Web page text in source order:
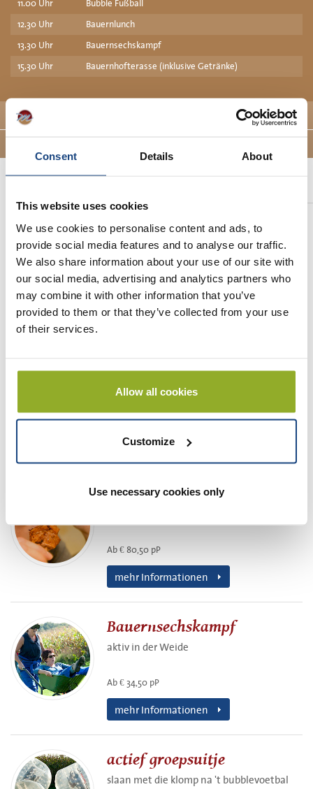
Consent Details About
This website uses cookies
We use cookies to personalise content and ads, to
provide social media features and to analyse our traffic.
We also share information about your use of our site with
our social media, advertising and analytics partners who
may combine it with other information that you’ve
provided to them or that they’ve collected from your use
of their services.
Allow all cookies
Customize
Use necessary cookies only
11.00 Uhr
Bubble Fußball
12.30 Uhr
Bauernlunch
13.30 Uhr
Bauernsechskampf
15.30 Uhr
Bauernhofterasse (inklusive Getränke)
die Aktivitäten
Solex & Sechskampf
Aktiv in der Weide und fahren auf ein
Solex
Ab € 81,00 pP
mehr Informationen
Ab € 33,00 pP
mehr Informationen
BBQ Sechskampf
Ab € 80,50 pP
mehr Informationen
Bauernsechskampf
aktiv in der Weide
Ab € 34,50 pP
mehr Informationen
actief groepsuitje
slaan met die klomp na 't bubblevoetbal